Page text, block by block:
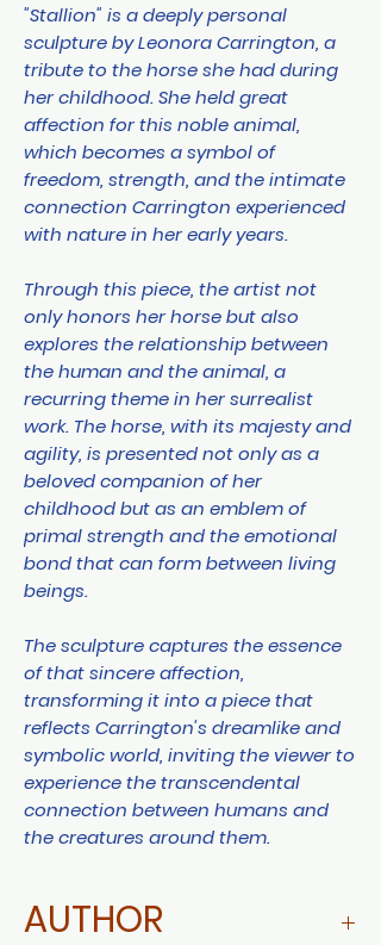
"Stallion" is a deeply personal
sculpture by Leonora Carrington, a
tribute to the horse she had during
her childhood. She held great
affection for this noble animal,
which becomes a symbol of
freedom, strength, and the intimate
connection Carrington experienced
with nature in her early years.
Through this piece, the artist not
only honors her horse but also
explores the relationship between
the human and the animal, a
recurring theme in her surrealist
work. The horse, with its majesty and
agility, is presented not only as a
beloved companion of her
childhood but as an emblem of
primal strength and the emotional
bond that can form between living
beings.
The sculpture captures the essence
of that sincere affection,
transforming it into a piece that
reflects Carrington's dreamlike and
symbolic world, inviting the viewer to
experience the transcendental
connection between humans and
the creatures around them.
AUTHOR